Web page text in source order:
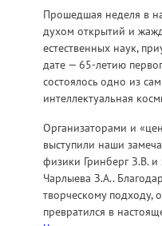
Прошедшая неделя в
духом открытий и
естественных наук,
дате — 65-летию
состоялось одно из
интеллектуальная
Организаторами и
выступили наши
физики Гринберг З.В.
Чарлыева З.А..
творческому подходу,
превратился в